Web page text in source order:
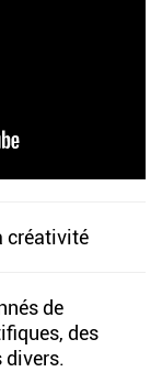
créativité
de
des
divers.